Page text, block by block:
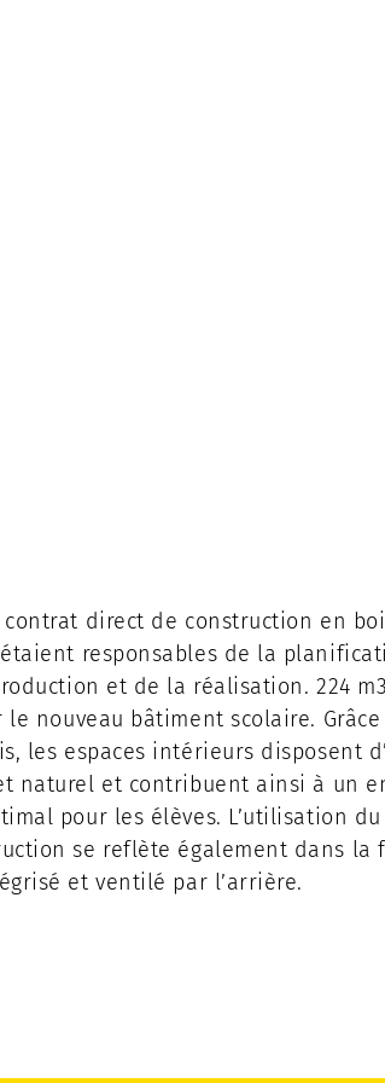
contrat direct de construction en
responsables de la
et de la réalisation. 224
nouveau bâtiment scolaire. Grâce
les espaces intérieurs disposent
naturel et contribuent ainsi à un
pour les élèves. L’utilisation
se reflète également dans la
et ventilé par l’arrière.